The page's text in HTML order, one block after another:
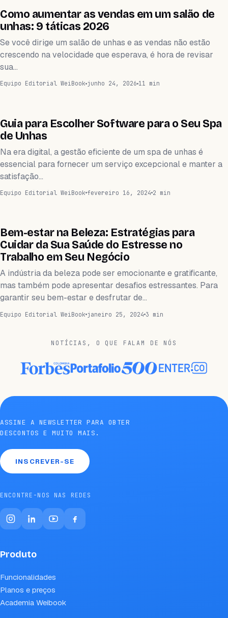
Como aumentar as vendas em um salão de
unhas: 9 táticas 2026
Se você dirige um salão de unhas e as vendas não estão
crescendo na velocidade que esperava, é hora de revisar
sua…
Equipo Editorial WeiBook junho 24, 2026 11 min
APLICACIÓN
Guia para Escolher Software para o Seu Spa
de Unhas
Na era digital, a gestão eficiente de um spa de unhas é
essencial para fornecer um serviço excepcional e manter a
satisfação…
Equipo Editorial WeiBook fevereiro 16, 2024 2 min
Bem-estar na Beleza: Estratégias para
Cuidar da Sua Saúde do Estresse no
Trabalho em Seu Negócio
A indústria da beleza pode ser emocionante e gratificante,
mas também pode apresentar desafios estressantes. Para
garantir seu bem-estar e desfrutar de…
Equipo Editorial WeiBook janeiro 25, 2024 3 min
NOTÍCIAS, O QUE FALAM DE NÓS
ASSINE A NEWSLETTER PARA OBTER
DESCONTOS E MUITO MAIS.
INSCREVER-SE
ENCONTRE-NOS NAS REDES
Produto
Funcionalidades
Planos e preços
Academia Weibook